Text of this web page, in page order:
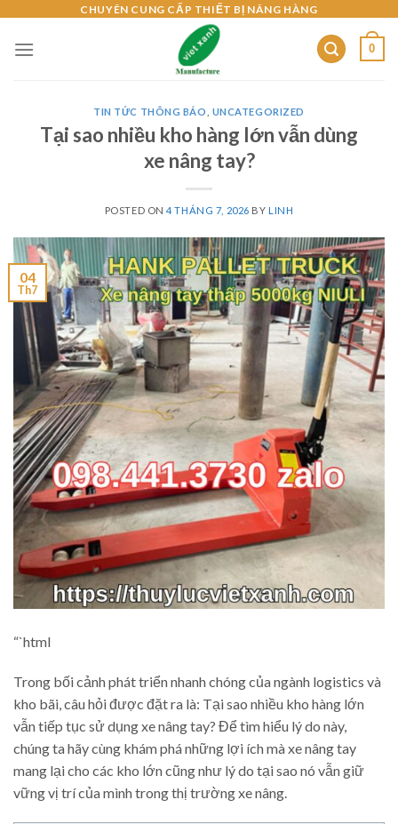
content
CHUYÊN CUNG CẤP THIẾT BỊ NÂNG HÀNG
0
TIN TỨC THÔNG BÁO UNCATEGORIZED
Tại sao nhiều kho hàng lớn vẫn dùng
xe nâng tay?
POSTED ON4 THÁNG 7, 2026 BY LINH
04
Th7
“`html
Trong bối cảnh phát triển nhanh chóng của ngành logistics và
kho bãi, câu hỏi được đặt ra là: Tại sao nhiều kho hàng lớn
vẫn tiếp tục sử dụng xe nâng tay? Để tìm hiểu lý do này,
chúng ta hãy cùng khám phá những lợi ích mà xe nâng tay
mang lại cho các kho lớn cũng như lý do tại sao nó vẫn giữ
vững vị trí của mình trong thị trường xe nâng.